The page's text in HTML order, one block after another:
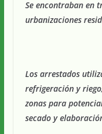
Se encontraban en
urbanizaciones
Los arrestados
refrigeración y
zonas para
secado y